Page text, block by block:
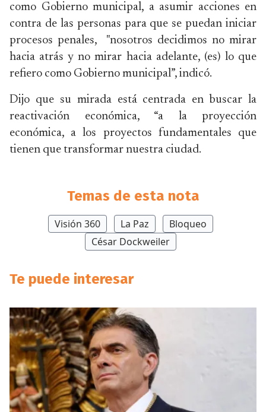
como Gobierno municipal, a asumir acciones en
contra de las personas para que se puedan iniciar
procesos penales, "nosotros decidimos no mirar
hacia atrás y no mirar hacia adelante, (es) lo que
refiero como Gobierno municipal”, indicó.
Dijo que su mirada está centrada en buscar la
reactivación económica, “a la proyección
económica, a los proyectos fundamentales que
tienen que transformar nuestra ciudad.
Temas de esta nota
Visión 360 La Paz
Bloqueo
César Dockweiler
Te puede interesar